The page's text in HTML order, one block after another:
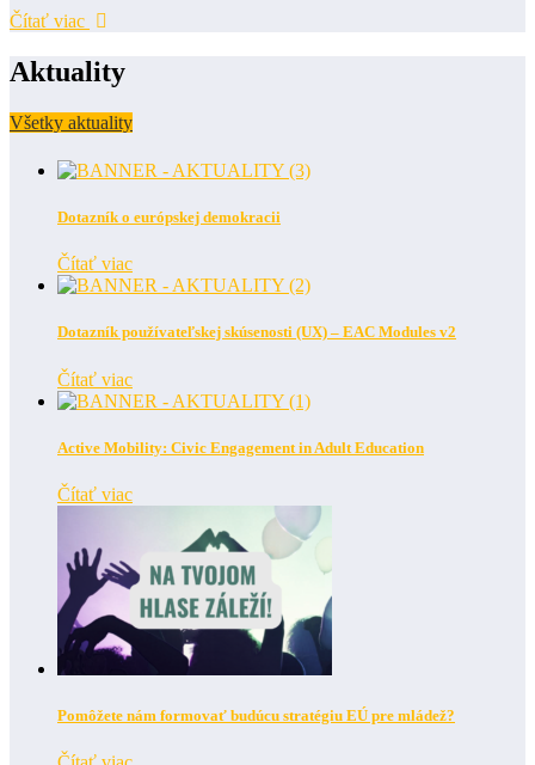
Čítať viac
Aktuality
Všetky aktuality
Dotazník o európskej demokracii
Čítať viac
Dotazník používateľskej skúsenosti (UX) – EAC Modules v2
Čítať viac
Active Mobility: Civic Engagement in Adult Education
Čítať viac
Pomôžete nám formovať budúcu stratégiu EÚ pre mládež?